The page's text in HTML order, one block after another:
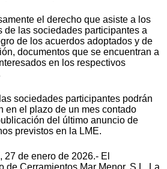
el derecho que asiste a los
de las sociedades participantes a
de los acuerdos adoptados y de
documentos que se encuentran a
en los respectivos
sociedades participantes podrán
en el plazo de un mes contado
del último anuncio de
previstos en la LME.
27 de enero de 2026.- El
de Cerramientos Mar Menor, S.L, La